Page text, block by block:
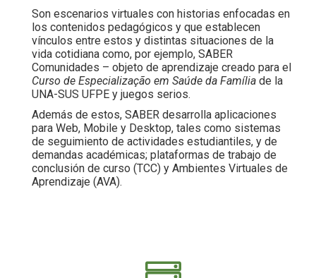
Son escenarios virtuales con historias enfocadas en
los contenidos pedagógicos y que establecen
vínculos entre estos y distintas situaciones de la
vida cotidiana como, por ejemplo, SABER
Comunidades – objeto de aprendizaje creado para el
Curso de Especialização em Saúde da Família de la
UNA-SUS UFPE y juegos serios.
Además de estos, SABER desarrolla aplicaciones
para Web, Mobile y Desktop, tales como sistemas
de seguimiento de actividades estudiantiles, y de
demandas académicas; plataformas de trabajo de
conclusión de curso (TCC) y Ambientes Virtuales de
Aprendizaje (AVA).